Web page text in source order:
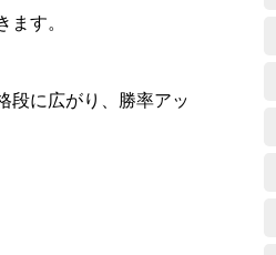
す。
段に広がり、勝率アッ